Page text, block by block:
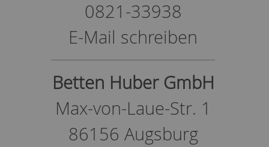
0821-33938
E-Mail schreiben
Betten Huber GmbH
Max-von-Laue-Str. 1
86156 Augsburg